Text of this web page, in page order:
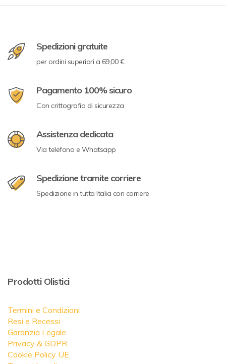
Spedizioni gratuite
per ordini superiori a 69,00 €
Pagamento 100% sicuro
Con crittografia di sicurezza
Assistenza dedicata
Via telefono e Whatsapp
Spedizione tramite corriere
Spedizione in tutta Italia con corriere
Prodotti Olistici
Termini e Condizioni
Resi e Recessi
Garanzia Legale
Privacy & GDPR
Cookie Policy UE